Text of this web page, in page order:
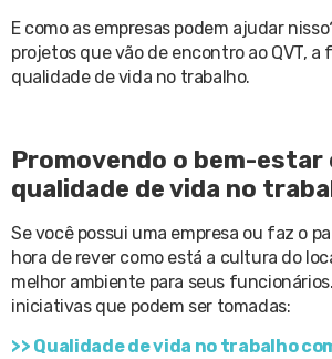
E como as empresas podem ajudar
projetos que vão de encontro ao QVT, a
qualidade de vida no trabalho.
Promovendo o bem-estar
qualidade de vida no
Se você possui uma empresa ou faz o
hora de rever como está a cultura do
melhor ambiente para seus
iniciativas que podem ser tomadas:
>> Qualidade de vida no trabalho